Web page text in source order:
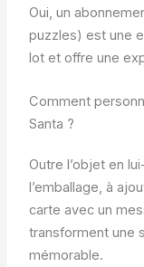
Oui, un
puzzles) est une
lot et offre une
Comment
Santa ?
Outre l’objet en
l’emballage, à
carte avec un
transforment une
mémorable.